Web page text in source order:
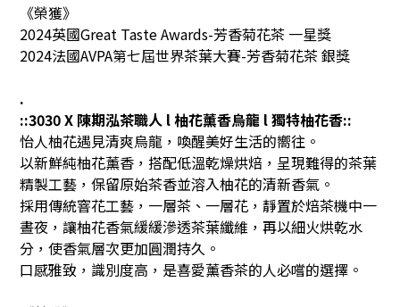
《榮獲》
2024英國Great Taste Awards-芳香菊花茶 一星獎
2024法國AVPA第七屆世界茶葉大賽-芳香菊花茶 銀獎
.
::3030 X 陳期泓茶職人 l 柚花薰香烏龍 l 獨特柚花香::
怡人柚花遇見清爽烏龍，喚醒美好生活的嚮往。
以新鮮純柚花薰香，搭配低溫乾燥烘焙，呈現難得的茶葉
精製工藝，保留原始茶香並溶入柚花的清新香氣。
採用傳統窨花工藝，一層茶、一層花，靜置於焙茶機中一
晝夜，讓柚花香氣緩緩滲透茶葉纖維，再以細火烘乾水
分，使香氣層次更加圓潤持久。
口感雅致，識別度高，是喜愛薰香茶的人必嚐的選擇。